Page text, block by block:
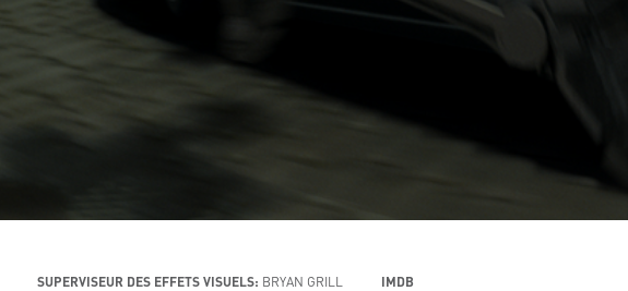
SUPERVISEUR DES EFFETS VISUELS: BRYAN GRILL IMDB